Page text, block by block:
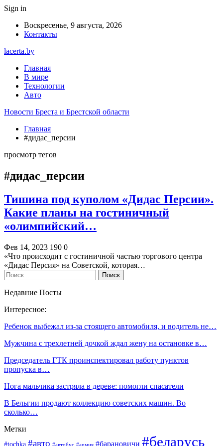
Sign in
Воскресенье, 9 августа, 2026
Контакты
lacerta.by
Главная
В мире
Технологии
Авто
Новости Бреста и Брестской области
Главная
#дидас_персии
просмотр тегов
#дидас_персии
Тишина под куполом «Дидас Персии».
Какие планы на гостиничный
«олимпийский…
Фев 14, 2023 190 0
«Что происходит с гостиничной частью торгового центра
«Дидас Персия» на Советской, которая…
Недавние Посты
Интересное:
Ребенок выбежал из-за стоящего автомобиля, и водитель не…
Мужчина с трехлетней дочкой ждал жену на остановке в…
Председатель ГТК проинспектировал работу пунктов
пропуска в…
Нога мальчика застряла в дереве: помогли спасатели
В Бельгии продают коллекцию советских машин. Во
сколько…
Метки
#tochka #авто #автобус #армия #барановичи #беларусь